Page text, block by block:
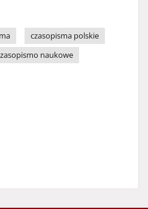
czasopisma polskie
naukowe